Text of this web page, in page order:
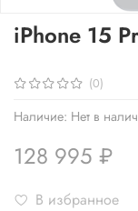
(0)
Наличие: Нет в
iPhone 15
128 995 ₽
В избранное